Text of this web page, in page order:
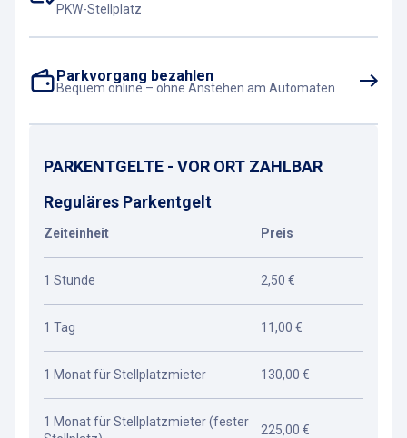
PKW-Stellplatz
Parkvorgang bezahlen
Bequem online – ohne Anstehen am Automaten
PARKENTGELTE - VOR ORT ZAHLBAR
Reguläres Parkentgelt
Zeiteinheit Preis
1 Stunde 2,50 €
1 Tag 11,00 €
1 Monat für Stellplatzmieter 130,00 €
1 Monat für Stellplatzmieter (fester
225,00 €